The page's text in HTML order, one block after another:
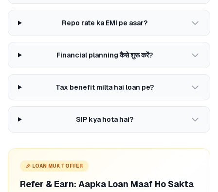
Repo rate ka EMI pe asar?
Financial planning कैसे शुरू करें?
Tax benefit milta hai loan pe?
SIP kya hota hai?
🎉 LOAN MUKT OFFER
Refer & Earn: Aapka Loan Maaf Ho Sakta